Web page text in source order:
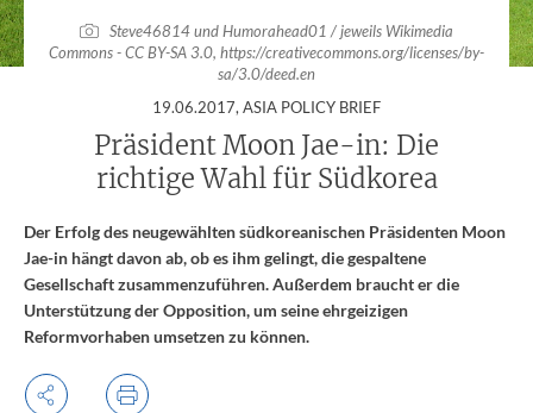
Steve46814 und Humorahead01 / jeweils Wikimedia
Commons - CC BY-SA 3.0, https://creativecommons.org/licenses/by-
sa/3.0/deed.en
19.06.2017, ASIA POLICY BRIEF:
Präsident Moon Jae-in: Die
richtige Wahl für Südkorea
Der Erfolg des neugewählten südkoreanischen Präsidenten Moon
Jae-in hängt davon ab, ob es ihm gelingt, die gespaltene
Gesellschaft zusammenzuführen. Außerdem braucht er die
Unterstützung der Opposition, um seine ehrgeizigen
Reformvorhaben umsetzen zu können.